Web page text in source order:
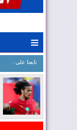
≡
: تابعنا على